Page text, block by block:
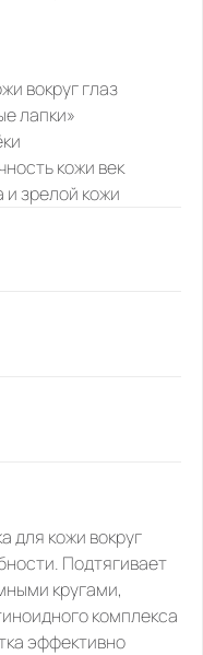
вокруг глаз
лапки»
кожи век
зрелой кожи
для кожи вокруг
Подтягивает
кругами,
комплекса
эффективно